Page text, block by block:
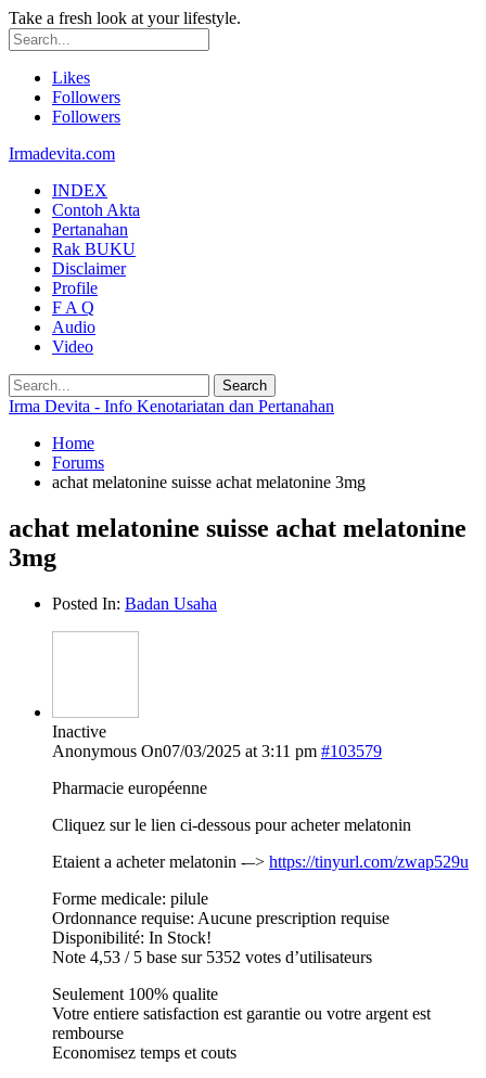
Take a fresh look at your lifestyle.
Likes
Followers
Followers
Irmadevita.com
INDEX
Contoh Akta
Pertanahan
Rak BUKU
Disclaimer
Profile
F A Q
Audio
Video
Irma Devita - Info Kenotariatan dan Pertanahan
Home
Forums
achat melatonine suisse achat melatonine 3mg
achat melatonine suisse achat melatonine
3mg
Posted In: Badan Usaha
Inactive
Anonymous On07/03/2025 at 3:11 pm #103579
Pharmacie européenne
Cliquez sur le lien ci-dessous pour acheter melatonin
Etaient a acheter melatonin -–> https://tinyurl.com/zwap529u
Forme medicale: pilule
Ordonnance requise: Aucune prescription requise
Disponibilité: In Stock!
Note 4,53 / 5 base sur 5352 votes d’utilisateurs
Seulement 100% qualite
Votre entiere satisfaction est garantie ou votre argent est
rembourse
Economisez temps et couts